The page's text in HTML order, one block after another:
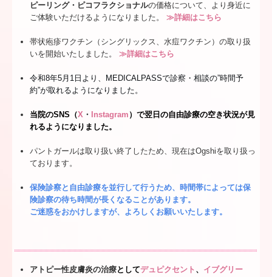
おすすめプラン
ピーリング・ピコフラクショナルの価格について、より身近に
ご体験いただけるようになりました。
≫詳細はこちら
帯状疱疹ワクチン（シングリックス、水痘ワクチン）の取り扱
いを開始いたしました。
≫詳細はこちら
令和8年5月1日より、MEDICALPASSで診察・相談の”時間予
約”が取れるようになりました。
当院のSNS（X ・ Instagram ）で翌日の自由診療の空き状況が見
れるようになりました。
パントガールは取り扱い終了したため、現在はOgshiを取り扱っ
ております。
保険診察と自由診療を並行して行うため、時間帯によっては保
険診察の待ち時間が長くなることがあります。
ご迷惑をおかけしますが、よろしくお願いいたします。
アトピー性皮膚炎の治療としてデュピクセント 、 イブグリー